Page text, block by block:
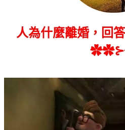
人為什麼離婚，回